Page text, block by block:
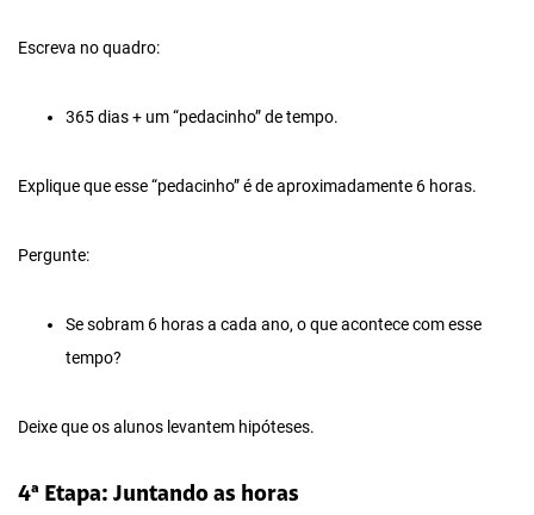
Escreva no quadro:
365 dias + um “pedacinho” de tempo.
Explique que esse “pedacinho” é de aproximadamente 6 horas.
Pergunte:
Se sobram 6 horas a cada ano, o que acontece com esse
tempo?
Deixe que os alunos levantem hipóteses.
4ª Etapa: Juntando as horas